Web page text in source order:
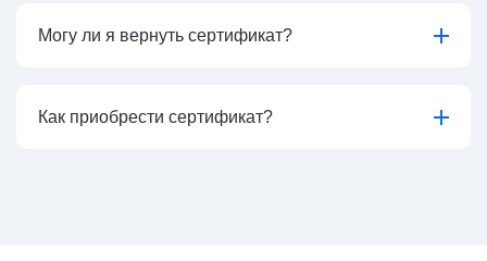
Могу ли я вернуть сертификат?
Как приобрести сертификат?